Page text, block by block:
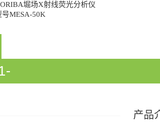
堀场X射线荧光分析仪
号MESA-50K
产品